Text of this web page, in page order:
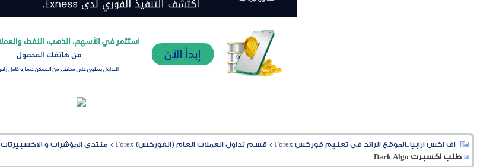
اف اكس ارابيا..الموقع الرائد فى تعليم فوركس Forex > قسم تداول العملات العام (الفوركس) Forex > منتدى المؤشرات و الاكسبيرتات
طلب اكسبرت Dark Algo